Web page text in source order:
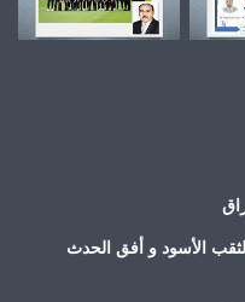
الأسود و أفق الحدث